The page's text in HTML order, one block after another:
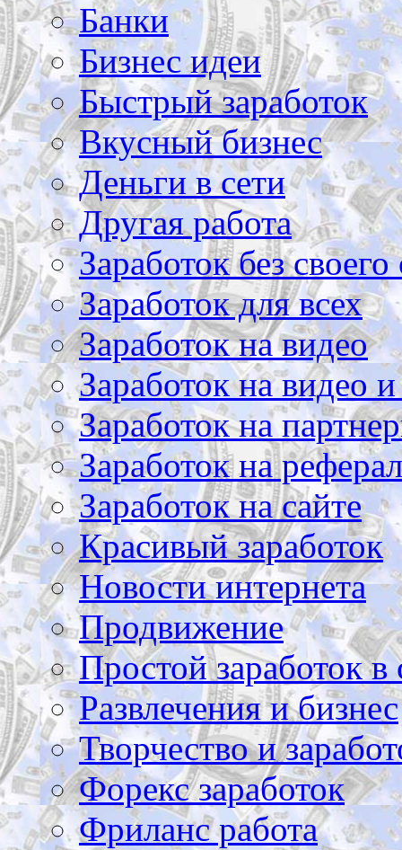
Банки
Бизнес идеи
Быстрый заработок
Вкусный бизнес
Деньги в сети
Другая работа
Заработок без своего
Заработок для всех
Заработок на видео
Заработок на видео
Заработок на
Заработок на
Заработок на сайте
Красивый заработок
Новости интернета
Продвижение
Простой заработок в
Развлечения и бизнес
Творчество и
Форекс заработок
Фриланс работа